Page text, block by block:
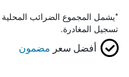
*يشمل المجموع الضرائب
تسجيل المغادرة.
أفضل سعر مضمون